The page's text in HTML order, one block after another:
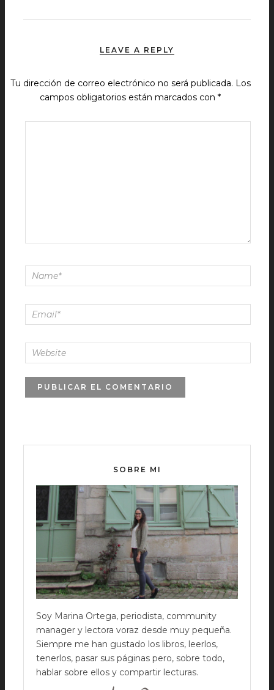
LEAVE A REPLY
Tu dirección de correo electrónico no será publicada. Los
campos obligatorios están marcados con*
SOBRE MI
Soy Marina Ortega, periodista, community
manager y lectora voraz desde muy pequeña.
Siempre me han gustado los libros, leerlos,
tenerlos, pasar sus páginas pero, sobre todo,
hablar sobre ellos y compartir lecturas.